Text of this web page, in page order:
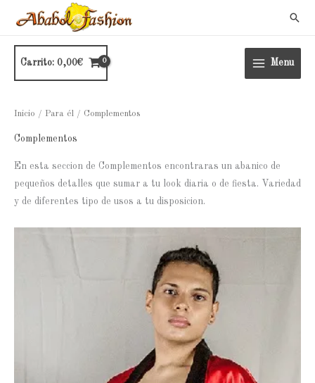
contenido
Carrito:0,00€ Menu
Inicio / Para él / Complementos
Complementos
En esta seccion de Complementos encontraras un abanico de
pequeños detalles que sumar a tu look diaria o de fiesta. Variedad
y de diferentes tipo de usos a tu disposicion.